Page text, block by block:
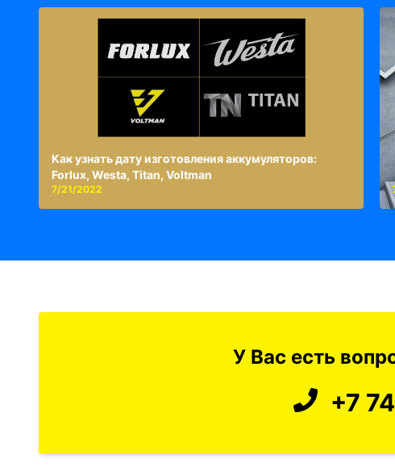
Как узнать дату изготовления аккумуляторов:
Forlux, Westa, Titan, Voltman
7/21/2022
У Вас есть
+7